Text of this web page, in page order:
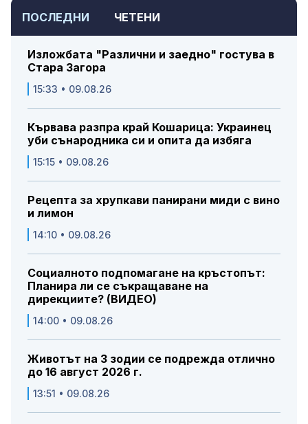
ПОСЛЕДНИ ЧЕТЕНИ
Изложбата "Различни и заедно" гостува в
Стара Загора
15:33 • 09.08.26
Кървава разпра край Кошарица: Украинец
уби сънародника си и опита да избяга
15:15 • 09.08.26
Рецепта за хрупкави панирани миди с вино
и лимон
14:10 • 09.08.26
Социалното подпомагане на кръстопът:
Планира ли се съкращаване на
дирекциите? (ВИДЕО)
14:00 • 09.08.26
Животът на 3 зодии се подрежда отлично
до 16 август 2026 г.
13:51 • 09.08.26